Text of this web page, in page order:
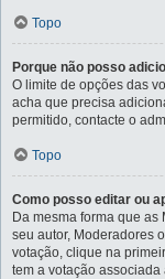
Topo
Porque não posso
O limite de opções das
acha que precisa
permitido, contacte o
Topo
Como posso editar ou
Da mesma forma que
seu autor, Moderadores
votação, clique na
tem a votação